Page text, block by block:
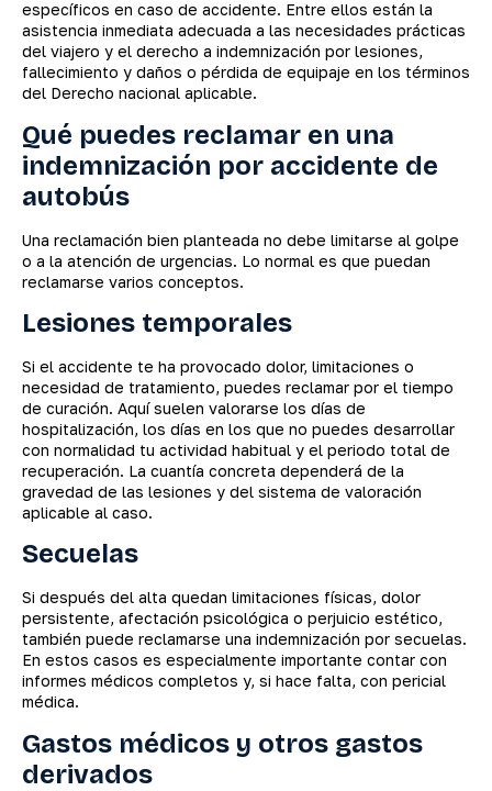
específicos en caso de accidente. Entre ellos están la
asistencia inmediata adecuada a las necesidades prácticas
del viajero y el derecho a indemnización por lesiones,
fallecimiento y daños o pérdida de equipaje en los términos
del Derecho nacional aplicable.
Qué puedes reclamar en una
indemnización por accidente de
autobús
Una reclamación bien planteada no debe limitarse al golpe
o a la atención de urgencias. Lo normal es que puedan
reclamarse varios conceptos.
Lesiones temporales
Si el accidente te ha provocado dolor, limitaciones o
necesidad de tratamiento, puedes reclamar por el tiempo
de curación. Aquí suelen valorarse los días de
hospitalización, los días en los que no puedes desarrollar
con normalidad tu actividad habitual y el periodo total de
recuperación. La cuantía concreta dependerá de la
gravedad de las lesiones y del sistema de valoración
aplicable al caso.
Secuelas
Si después del alta quedan limitaciones físicas, dolor
persistente, afectación psicológica o perjuicio estético,
también puede reclamarse una indemnización por secuelas.
En estos casos es especialmente importante contar con
informes médicos completos y, si hace falta, con pericial
médica.
Gastos médicos y otros gastos
derivados